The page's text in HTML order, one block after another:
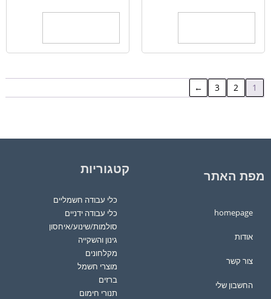
1
2
3
←
מפת האתר
homepage
אודות
צור קשר
החשבון שלי
קטגוריות
כלי עבודה חשמליים
כלי עבודה ידניים
סולמות/שינוע/איחסון
גינון והשקייה
מקלחונים
מוצרי חשמל
ברזים
תנורי חימום